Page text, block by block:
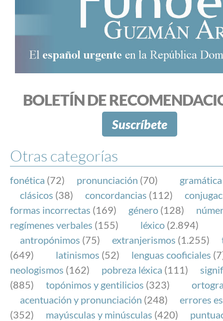
BOLETÍN DE
Suscríbete
Otras categorías
fonética (72) pronunciación (70) gramática
clásicos (38) concordancias (112)
formas incorrectas (169) género (128)
regímenes verbales (155) léxico (2.894)
antropónimos (75) extranjerismos (1.255)
(649)
latinismos (52) lenguas cooficiales
neologismos (162) pobreza léxica (111)
(885)
topónimos y gentilicios (323)
acentuación y pronunciación (248)
errores
(352)
mayúsculas y minúsculas (420)